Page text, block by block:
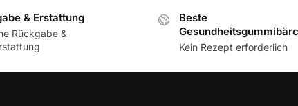
& Erstattung
Rückgabe &
Beste
Kein Rezept erforderlich